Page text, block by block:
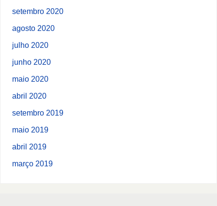
setembro 2020
agosto 2020
julho 2020
junho 2020
maio 2020
abril 2020
setembro 2019
maio 2019
abril 2019
março 2019